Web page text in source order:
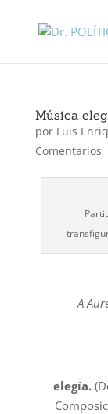
Música
por Luis
Comentarios
A
elegía.